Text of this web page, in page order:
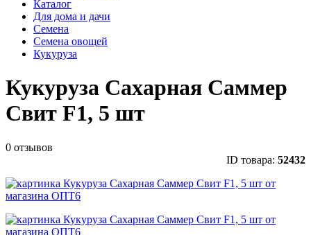
Каталог
Для дома и дачи
Семена
Семена овощей
Кукуруза
Кукуруза Сахарная Саммер
Свит F1, 5 шт
0 отзывов
ID товара: 52432